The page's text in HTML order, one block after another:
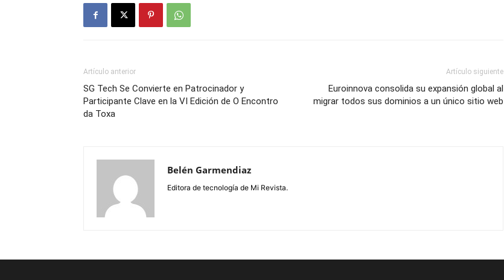
Artículo anterior
SG Tech Se Convierte en Patrocinador y
Participante Clave en la VI Edición de O Encontro
da Toxa
Artículo siguiente
Euroinnova consolida su expansión global al
migrar todos sus dominios a un único sitio web
Belén Garmendiaz
Editora de tecnología de Mi Revista.